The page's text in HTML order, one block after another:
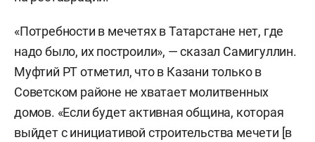
«Потребности в мечетях в Татарстане нет, где
надо было, их построили», — сказал Самигуллин.
Муфтий РТ отметил, что в Казани только в
Советском районе не хватает молитвенных
домов. «Если будет активная община, которая
выйдет с инициативой строительства мечети [в